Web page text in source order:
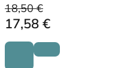
18,50 €
17,58 €